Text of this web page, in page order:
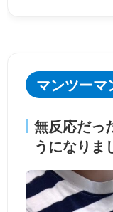
マンツーマ
無反応だっ
うになりま